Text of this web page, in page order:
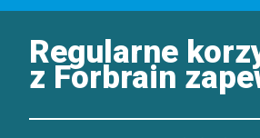
Regularne
z Forbrain